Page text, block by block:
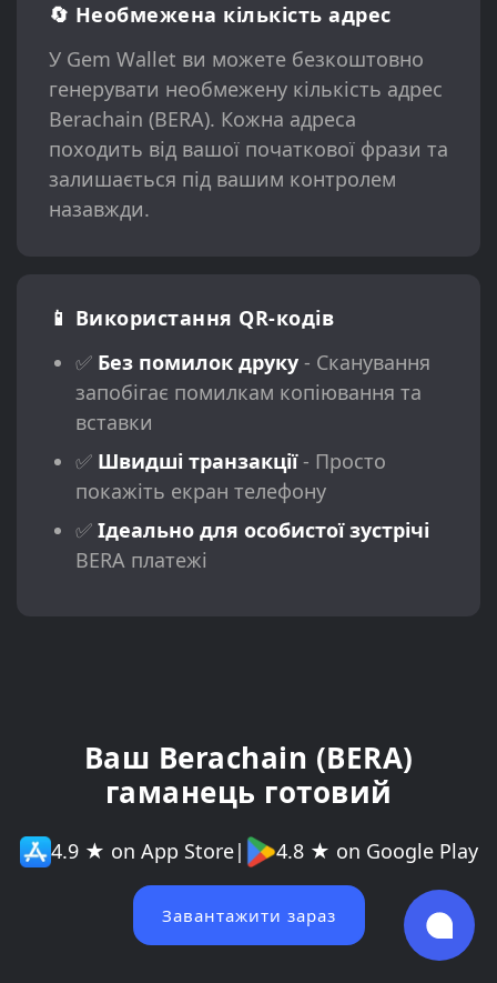
🔄 Необмежена кількість адрес
У Gem Wallet ви можете безкоштовно
генерувати необмежену кількість адрес
Berachain (BERA). Кожна адреса
походить від вашої початкової фрази та
залишається під вашим контролем
назавжди.
📱 Використання QR-кодів
✅ Без помилок друку- Сканування
запобігає помилкам копіювання та
вставки
✅ Швидші транзакції- Просто
покажіть екран телефону
✅ Ідеально для особистої зустрічі
BERA платежі
Ваш Berachain (BERA)
гаманець готовий
4.9 ★ on App Store| 4.8 ★ on Google Play
Завантажити зараз